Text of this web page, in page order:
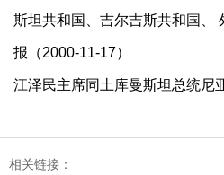
斯坦共和国、吉尔吉斯共和国、
报（2000-11-17）
江泽民主席同土库曼斯坦总统尼
相关链接：